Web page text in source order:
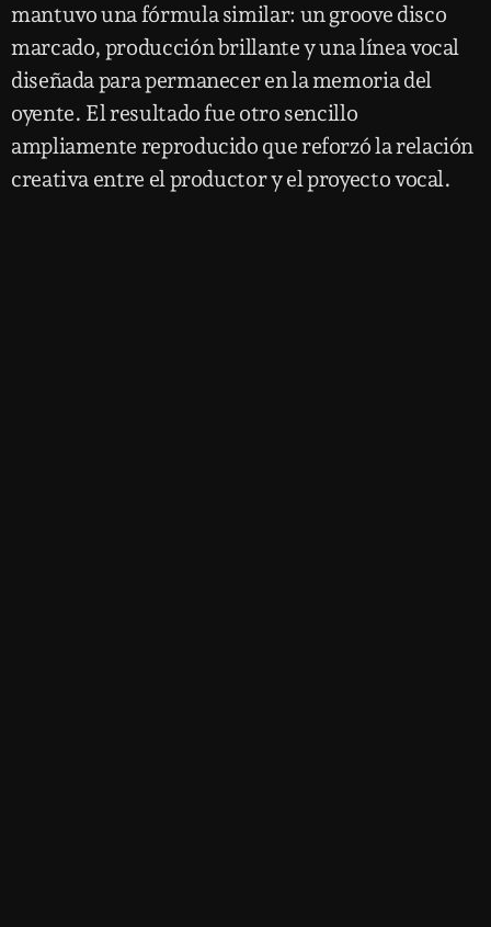
mantuvo una fórmula similar: un groove disco
marcado, producción brillante y una línea vocal
diseñada para permanecer en la memoria del
oyente. El resultado fue otro sencillo
ampliamente reproducido que reforzó la relación
creativa entre el productor y el proyecto vocal.